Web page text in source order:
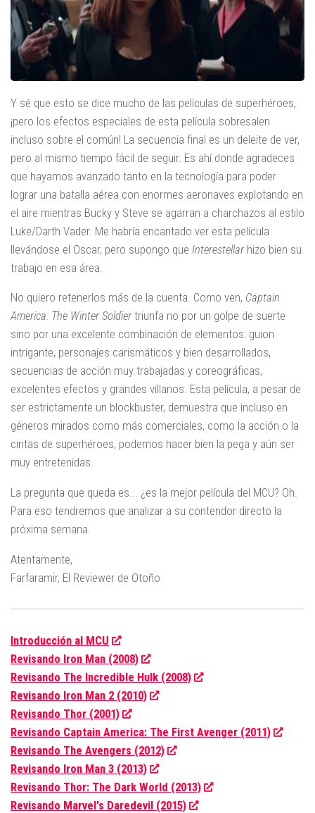
Y sé que esto se dice mucho de las películas de superhéroes,
¡pero los efectos especiales de esta película sobresalen
incluso sobre el común! La secuencia final es un deleite de ver,
pero al mismo tiempo fácil de seguir. Es ahí donde agradeces
que hayamos avanzado tanto en la tecnología para poder
lograr una batalla aérea con enormes aeronaves explotando en
el aire mientras Bucky y Steve se agarran a charchazos al estilo
Luke/Darth Vader. Me habría encantado ver esta película
llevándose el Oscar, pero supongo que Interestellar hizo bien su
trabajo en esa área.
No quiero retenerlos más de la cuenta. Como ven, Captain
America: The Winter Soldier triunfa no por un golpe de suerte
sino por una excelente combinación de elementos: guion
intrigante, personajes carismáticos y bien desarrollados,
secuencias de acción muy trabajadas y coreográficas,
excelentes efectos y grandes villanos. Esta película, a pesar de
ser estrictamente un blockbuster, demuestra que incluso en
géneros mirados como más comerciales, como la acción o la
cintas de superhéroes, podemos hacer bien la pega y aún ser
muy entretenidas.
La pregunta que queda es... ¿es la mejor película del MCU? Oh.
Para eso tendremos que analizar a su contendor directo la
próxima semana.
Atentamente,
Farfaramir, El Reviewer de Otoño
Introducción al MCU
Revisando Iron Man (2008)
Revisando The Incredible Hulk (2008)
Revisando Iron Man 2 (2010)
Revisando Thor (2001)
Revisando Captain America: The First Avenger (2011)
Revisando The Avengers (2012)
Revisando Iron Man 3 (2013)
Revisando Thor: The Dark World (2013)
Revisando Marvel's Daredevil (2015)